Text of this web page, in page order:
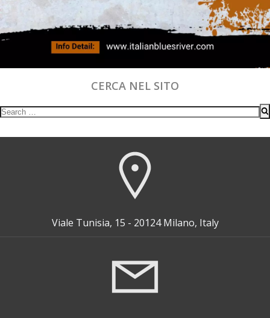
CERCA NEL SITO
Search
Viale Tunisia, 15 - 20124 Milano, Italy